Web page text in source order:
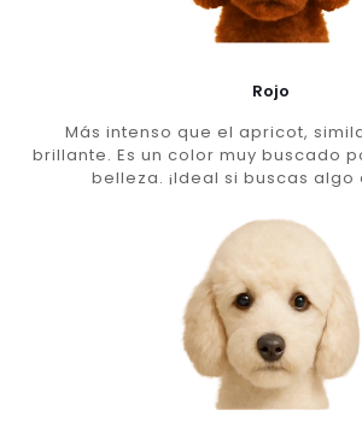
Rojo
Más intenso que el apricot,
brillante. Es un color muy buscado
belleza. ¡Ideal si buscas algo